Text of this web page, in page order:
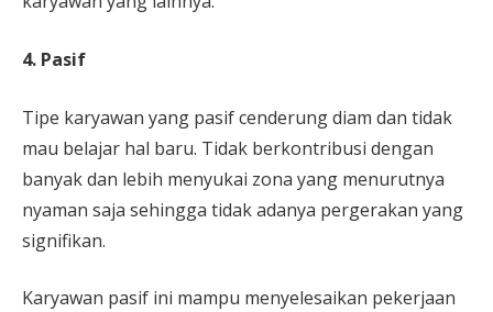
4. Pasif
Tipe karyawan yang pasif cenderung diam dan tidak
mau belajar hal baru. Tidak berkontribusi dengan
banyak dan lebih menyukai zona yang menurutnya
nyaman saja sehingga tidak adanya pergerakan yang
signifikan.
Karyawan pasif ini mampu menyelesaikan pekerjaan